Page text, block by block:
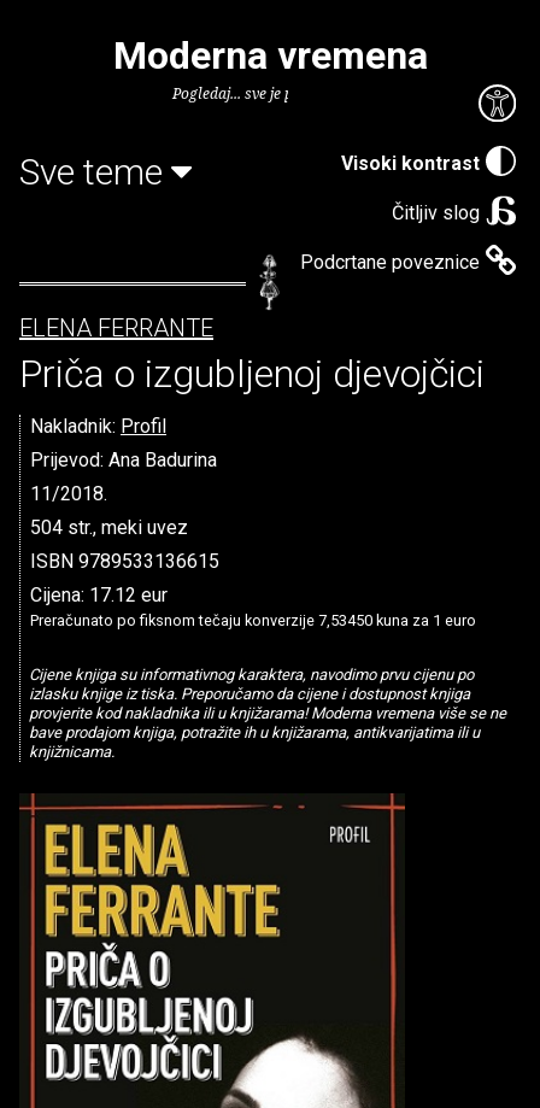
Visoki kontrast
Čitljiv slog
Podcrtane poveznice
Moderna vremena
Pogledaj... sve je puno knjiga.
Sve teme
ELENA FERRANTE
Priča o izgubljenoj djevojčici
Nakladnik: Profil
Prijevod: Ana Badurina
11/2018.
504 str., meki uvez
ISBN 9789533136615
Cijena: 17.12 eur
Preračunato po fiksnom tečaju konverzije 7,53450 kuna za 1 euro
Cijene knjiga su informativnog karaktera, navodimo prvu cijenu po
izlasku knjige iz tiska. Preporučamo da cijene i dostupnost knjiga
provjerite kod nakladnika ili u knjižarama! Moderna vremena više se ne
bave prodajom knjiga, potražite ih u knjižarama, antikvarijatima ili u
knjižnicama.